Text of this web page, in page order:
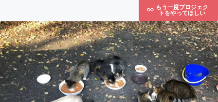
もう一度プロジェク
トをやってほしい